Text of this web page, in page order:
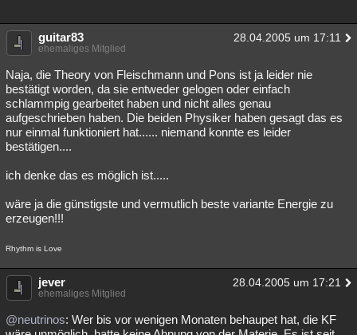
guitar83 28.04.2005 um 17:11
ehemaliges Mitglied
Naja, die Theory von Fleischmann und Pons ist ja leider nie
bestätigt worden, da sie entweder gelogen oder einfach
schlammpig gearbeitet haben und nicht alles genau
aufgeschrieben haben. Die beiden Physiker haben gesagt das es
nur einmal funktioniert hat...... niemand konnte es leider
bestätigen....
ich denke das es möglich ist.....
wäre ja die günstigste und vermutlich beste variante Energie zu
erzeugen!!!
Rhythm is Love
jever 28.04.2005 um 17:21
ehemaliges Mitglied
@neutrinos: Wer bis vor wenigen Monaten behaupet hat, die KF